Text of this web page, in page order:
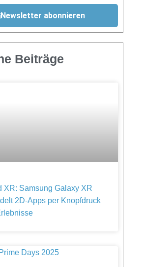
Newsletter abonnieren
Beiträge
XR: Samsung Galaxy XR
2D-Apps per Knopfdruck